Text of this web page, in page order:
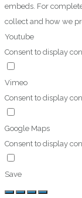
embeds. For
collect and how we
Youtube
Consent to display
Vimeo
Consent to display
Google Maps
Consent to display
Save